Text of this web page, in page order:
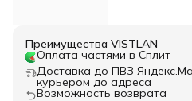
Преимущества VISTLAN
Оплата частями в Сплит
Доставка до ПВЗ
курьером до адреса
Возможность возврата